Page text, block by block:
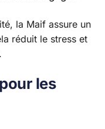
la Maif assure un
réduit le stress et
les